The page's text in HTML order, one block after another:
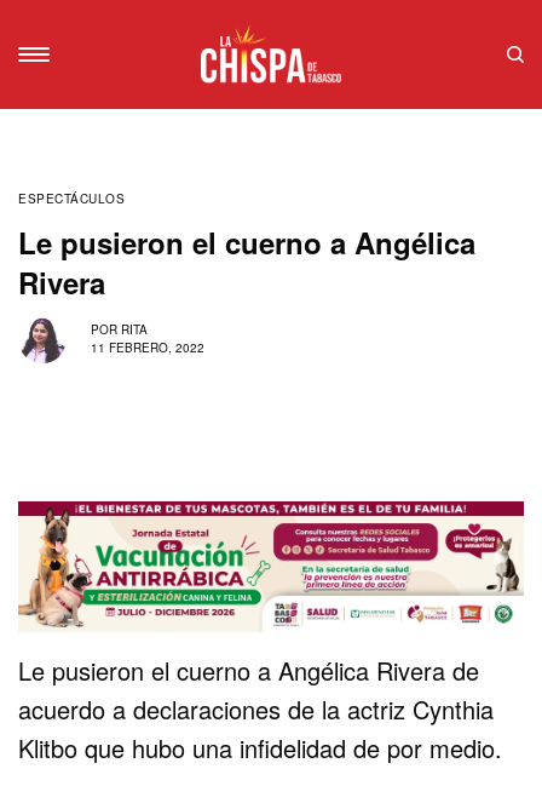
ESPECTÁCULOS
Le pusieron el cuerno a Angélica
Rivera
POR RITA
11 FEBRERO, 2022
Le pusieron el cuerno a Angélica Rivera de
acuerdo a declaraciones de la actriz Cynthia
Klitbo que hubo una infidelidad de por medio.